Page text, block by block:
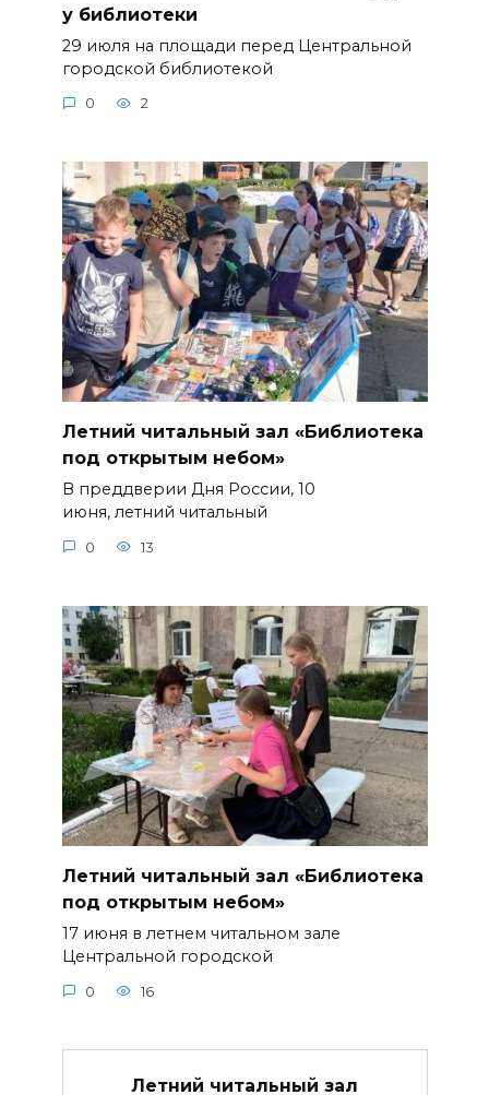
у библиотеки
29 июля на площади перед Центральной
городской библиотекой
0 2
Летний читальный зал «Библиотека
под открытым небом»
В преддверии Дня России, 10
июня, летний читальный
0 13
Летний читальный зал «Библиотека
под открытым небом»
17 июня в летнем читальном зале
Центральной городской
0 16
Летний читальный зал